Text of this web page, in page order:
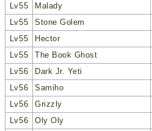
Lv55
Malady
Lv55
Stone Golem
Lv55
Hector
Lv55
The Book Ghost
Lv56
Dark Jr. Yeti
Lv56
Samiho
Lv56
Grizzly
Lv56
Oly Oly